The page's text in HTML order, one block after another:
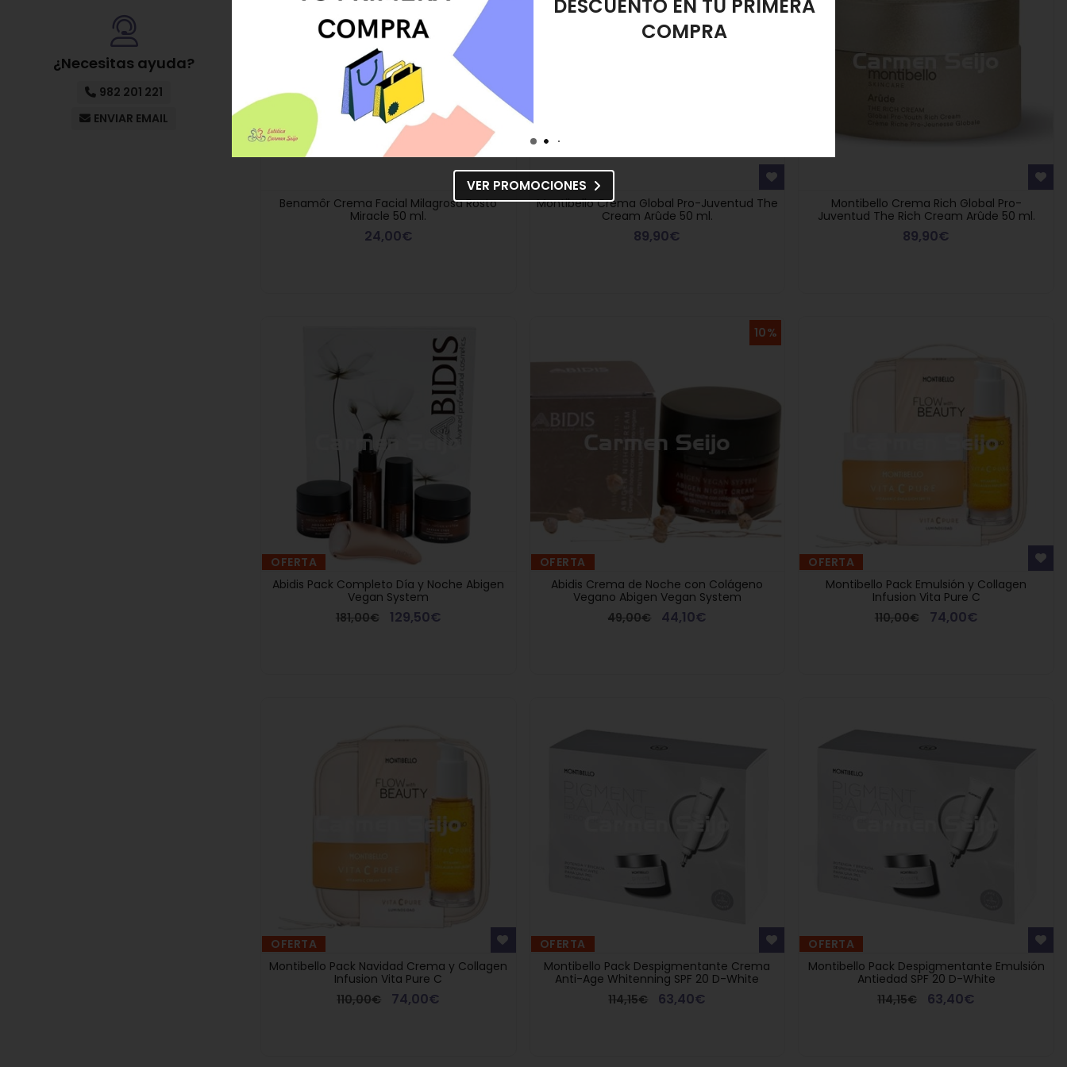
Benamôr Crema Facial Milagrosa Rosto
Miracle 50 ml.
24,00€
Montibello Crema Global Pro-Juventud The
Cream Arûde 50 ml.
89,90€
Montibello Crema Rich Global Pro-
Juventud The Rich Cream Arûde 50 ml.
89,90€
OFERTA
Abidis Pack Completo Día y Noche Abigen
Vegan System
181,00€
129,50€
10%
OFERTA
Abidis Crema de Noche con Colágeno
Vegano Abigen Vegan System
49,00€
44,10€
OFERTA
Montibello Pack Emulsión y Collagen
Infusion Vita Pure C
110,00€
74,00€
OFERTA
Montibello Pack Navidad Crema y Collagen
Infusion Vita Pure C
110,00€
74,00€
OFERTA
Montibello Pack Despigmentante Crema
Anti-Age Whitenning SPF 20 D-White
114,15€
63,40€
OFERTA
Montibello Pack Despigmentante Emulsión
Antiedad SPF 20 D-White
114,15€
63,40€
¿Necesitas ayuda?
982 201 221
ENVIAR EMAIL
COMPRA
DESMAQUILLANTE
VER PROMOCIONES